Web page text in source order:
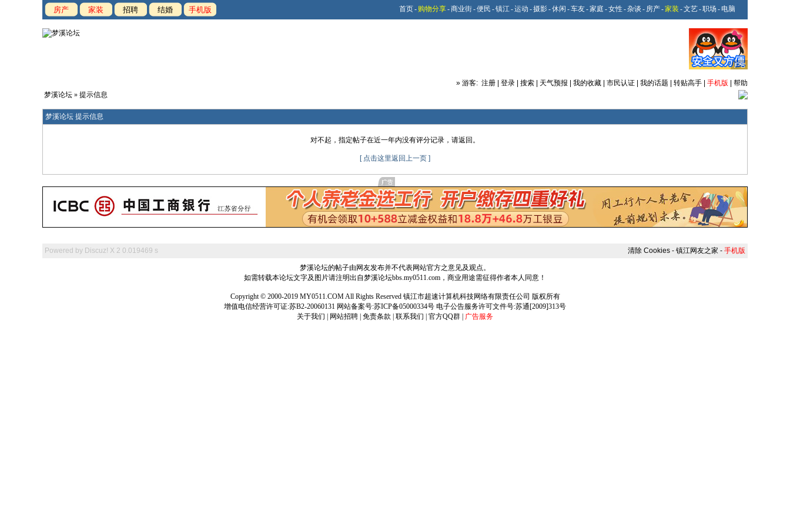
房产 家装 招聘 结婚 手机版 首页- 购物分享-商业街-便民 -镇江-运动 -摄影-休闲 -车友-家庭 -女性 -杂谈 - 房产-家装 -文艺-职场 - 电脑
» 游客: 注册 登录 搜索 天气预报 我的收藏 市民认证 我的话题 转贴高手 手机版
帮助
梦溪论坛 » 提示信息
梦溪论坛 提示信息
对不起，指定帖子在近一年内没有评分记录，请返回。
[ 点击这里返回上一页 ]
Powered by Discuz! X 2 0.019469 s 清除 Cookies - 镇江网友之家 - 手机版
梦溪论坛的帖子由网友发布并不代表网站官方之意见及观点。
如需转载本论坛文字及图片请注明出自梦溪论坛bbs.my0511.com，商业用途需征得作者本人同意！
Copyright © 2000-2019 MY0511.COM All Rights Reserved 镇江市超速计算机科技网络有限责任公司 版权所有
增值电信经营许可证:苏B2-20060131 网站备案号:苏ICP备05000334号 电子公告服务许可文件号:苏通[2009]313号
关于我们
网站招聘 免责条款 联系我们 官方QQ群 广告服务